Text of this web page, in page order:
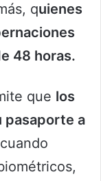
quienes
48 horas.
que los
pasaporte a
cuando